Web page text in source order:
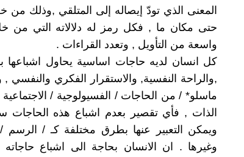
المعنى الذي تودّ إيصاله إلى المتلقي ,وذلك
حتى مكان ما , فكل رمز له دلالاته التي من
واسعة من التأويل , وتعدد القراءات .
كل انسان لديه حاجات اساسية يحاول اشباعها
,والراحة النفسية, والاستقرار الفكري
ماسلو* / من الحاجات / الفسيولوجية / الاجتماعية
الذات , فأي تقصير بعدم اشباع هذه
ويمكن التعبير عنها بطرق مختلفة كـ /
وغيرها . ان الانسان بحاجة الى اشباع حاجاته